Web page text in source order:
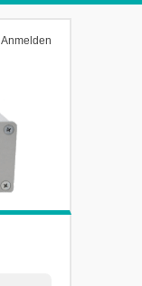
Anmelden